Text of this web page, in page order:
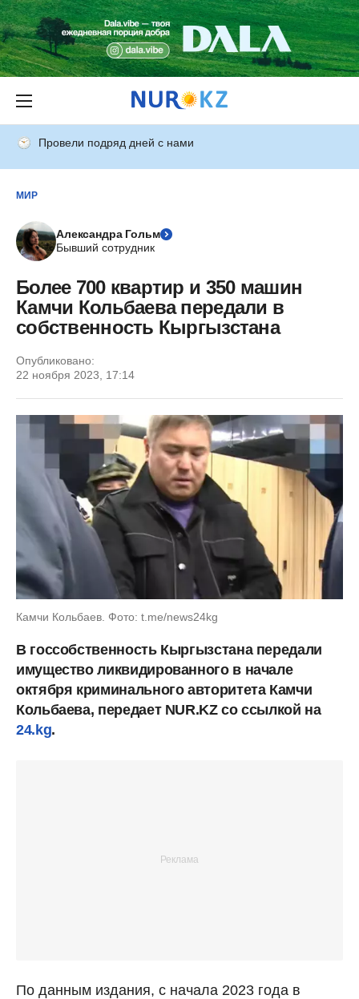
Провели подряд дней с нами
МИР
Александра Гольм
Бывший сотрудник
Более 700 квартир и 350 машин
Камчи Кольбаева передали в
собственность Кыргызстана
Опубликовано:
22 ноября 2023, 17:14
Камчи Кольбаев. Фото: t.me/news24kg
В госсобственность Кыргызстана передали
имущество ликвидированного в начале
октября криминального авторитета Камчи
Кольбаева, передает NUR.KZ со ссылкой на
24.kg.
По данным издания, с начала 2023 года в